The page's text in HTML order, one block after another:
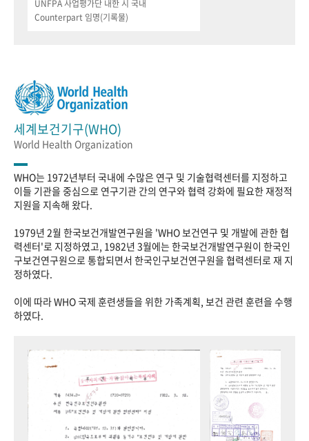
UNFPA 사업평가단 내한 시 국내
Counterpart 임명(기록물)
세계보건기구(WHO)
World Health Organization
WHO는 1972년부터 국내에 수많은 연구 및 기술협력센터를 지정하고
이들 기관을 중심으로 연구기관 간의 연구와 협력 강화에 필요한 재정적
지원을 지속해 왔다.
1979년 2월 한국보건개발연구원을 'WHO 보건연구 및 개발에 관한 협
력센터'로 지정하였고, 1982년 3월에는 한국보건개발연구원이 한국인
구보건연구원으로 통합되면서 한국인구보건연구원을 협력센터로 재 지
정하였다.
이에 따라 WHO 국제 훈련생들을 위한 가족계획, 보건 관련 훈련을 수행
하였다.